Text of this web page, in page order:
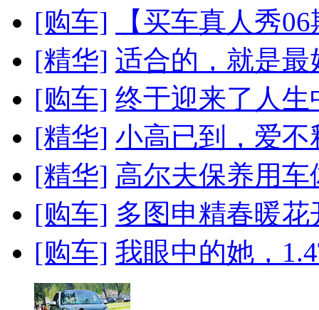
[购车]
【买车真人秀
[精华] 适合的，就是
[购车] 终于迎来了人
[精华] 小高已到，爱不
[精华] 高尔夫保养用车
[购车] 多图申精春暖
[购车] 我眼中的她，